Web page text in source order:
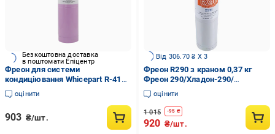
Безкоштовна доставка
в поштомати Епіцентр
Фреон для системи
кондиціювання Whicepart R-410a
з клапаном Шредера 700 г
оцінити
903 ₴/шт.
Від 306.70 ₴ X 3
Фреон R290 з краном 0,37 кг
Фреон 290/Хладон-290/
ДФУ-290/HFC-290 (00000044556)
оцінити
1 015 -95 ₴
920 ₴/шт.